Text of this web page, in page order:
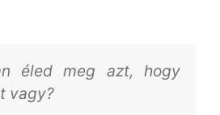
éled meg azt, hogy
vagy?